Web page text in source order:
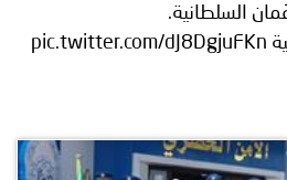
السلطانية.
#شرطة_عمان_السلطانية pic.twitter.com/dJ8DgjuFKn